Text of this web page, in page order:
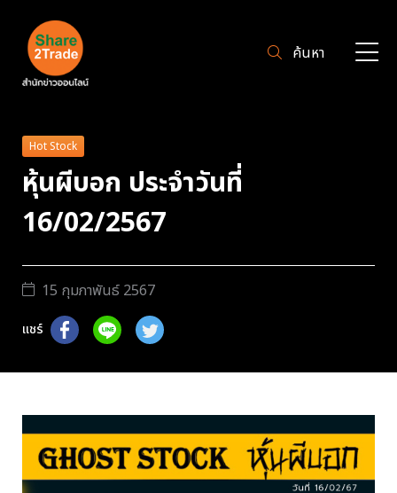
ค้นหา
Hot Stock
หุ้นผีบอก ประจำวันที่
16/02/2567
15 กุมภาพันธ์ 2567
แชร์